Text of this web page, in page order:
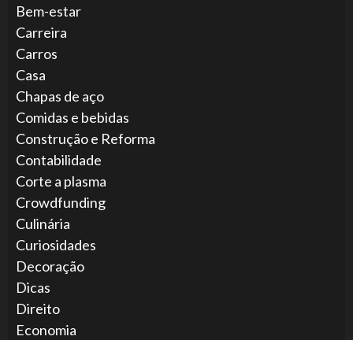
Bem-estar
Carreira
Carros
Casa
Chapas de aço
Comidas e bebidas
Construção e Reforma
Contabilidade
Corte a plasma
Crowdfunding
Culinária
Curiosidades
Decoração
Dicas
Direito
Economia